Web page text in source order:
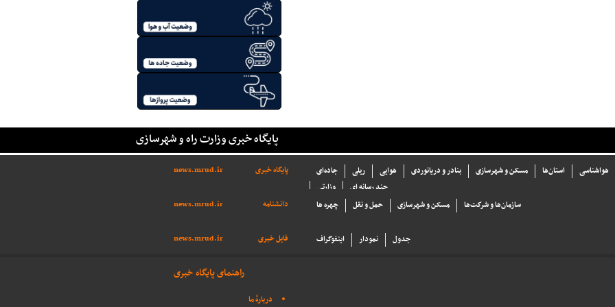
پایگاه خبری وزارت راه و شهرسازی
پایگاه خبری news.mrud.ir جاده‌ای ریلی هوایی بنادر و دریانوردی مسکن و شهرسازی استان‌ها
هواشناسی
وزارتی
چند رسانه ای
دانشنامه
news.mrud.ir چهره ها حمل و نقل مسکن و شهرسازی سازما‌ن‌ها و شركت‌ها
فایل خبری news.mrud.ir اینفوگراف نمودار جدول
راهنمای پایگاه خبری
دربارهٔ ما